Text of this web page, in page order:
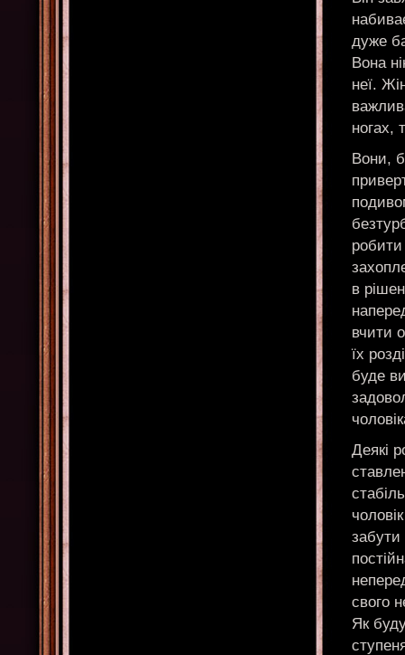
дуже
Вона
неї.
ногах,
Вони,
робити
в
вчити
їх
буде
Деякі
забути
свого
Як